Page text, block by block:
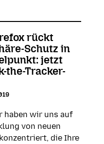
rückt
Schutz in
jetzt
the-Tracker-
haben wir uns auf
von neuen
die Ihre